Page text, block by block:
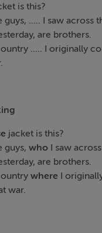
is this?
guys, ..... I saw across
are brothers.
..... I originally
jacket is this?
guys,who I saw
are brothers.
where I
war.